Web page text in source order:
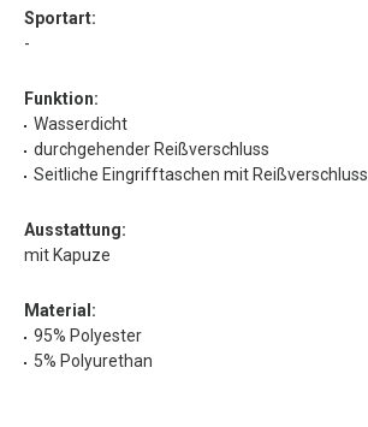
Sportart:
-
Funktion:
Wasserdicht
durchgehender Reißverschluss
Seitliche Eingrifftaschen mit Reißverschluss
Ausstattung:
mit Kapuze
Material:
95% Polyester
5% Polyurethan